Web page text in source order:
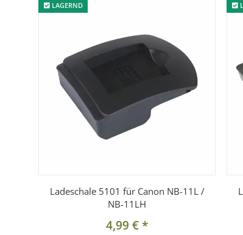
LAGERND
Ladeschale 5101 für Canon NB-11L /
NB-11LH
4,99 €*